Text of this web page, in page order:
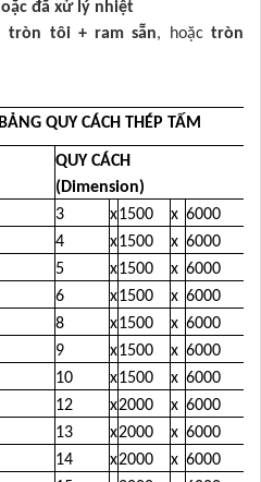
đã xử lý nhiệt
tròn tôi + ram sẵn, hoặctròn
THÉP TẤM
QUY CÁCH
(Dimension)
3 x1500 x 6000
4 x1500 x 6000
5 x1500 x 6000
6 x1500 x 6000
8 x1500 x 6000
9 x1500 x 6000
10 x1500 x 6000
12 x2000 x 6000
13 x2000 x 6000
14 x2000 x 6000